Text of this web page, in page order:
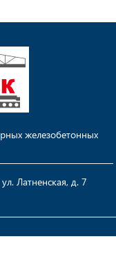
железобетонных
Латненская, д. 7